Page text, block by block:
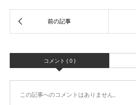
コメント ( 0 )
この記事へのコメントはありません。